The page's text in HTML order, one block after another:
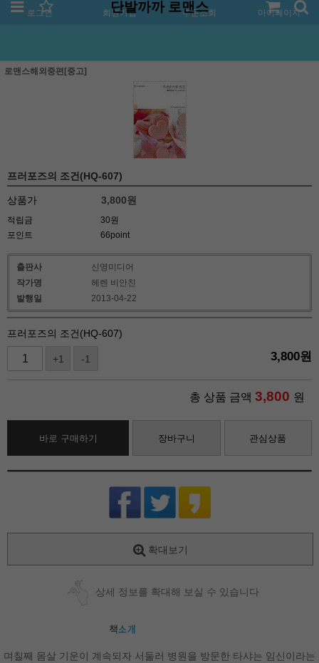
로그인 회원가입 주문조회 마이페이지
단발까까 로맨스
로맨스해외중편[중고]
프러포즈의 조건(HQ-607)
상품가 3,800원
적립금
30원
포인트
66point
출판사
신영미디어
작가명
헤렌 비안친
발행일
2013-04-22
프러포즈의 조건(HQ-607)
+1 -1 3,800원
총 상품 금액 3,800 원
바로 구매하기 장바구니 관심상품
확대보기
상세 정보를 확대해 보실 수 있습니다
며칠째 몸살 기운이 계속되자 서둘러 병원을 방문한 타샤는 임신이라는